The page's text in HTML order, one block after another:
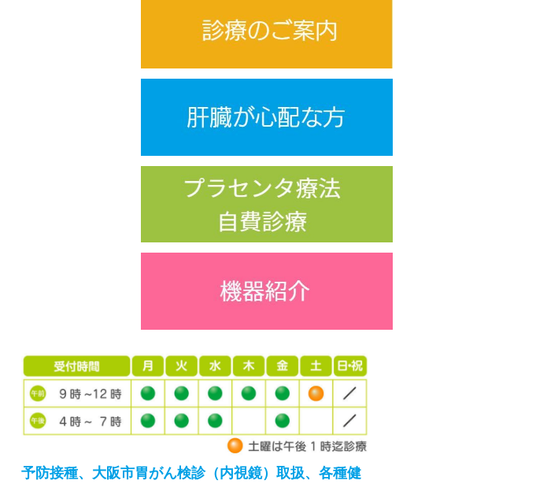
予防接種、大阪市胃がん検診（内視鏡）取扱、各種健